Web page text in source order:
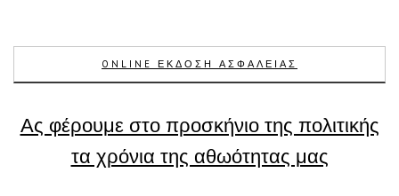
ONLINE ΕΚΔΟΣΗ ΑΣΦΑΛΕΙΑΣ
Ας φέρουμε στο προσκήνιο της πολιτικής
τα χρόνια της αθωότητας μας